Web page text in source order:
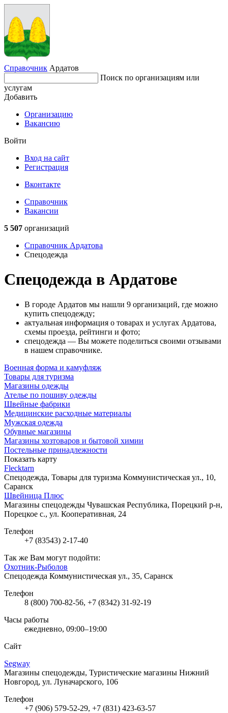
Справочник Ардатов
Поиск по организациям или
услугам
Добавить
Организацию
Вакансию
Войти
Вход на сайт
Регистрация
Вконтакте
Справочник
Вакансии
5 507 организаций
Справочник Ардатова
Спецодежда
Спецодежда в Ардатове
В городе Ардатов мы нашли 9 организаций, где можно
купить спецодежду;
актуальная информация о товарах и услугах Ардатова,
схемы проезда, рейтинги и фото;
спецодежда — Вы можете поделиться своими отзывами
в нашем справочнике.
Военная форма и камуфляж
Товары для туризма
Магазины одежды
Ателье по пошиву одежды
Швейные фабрики
Медицинские расходные материалы
Мужская одежда
Обувные магазины
Магазины хозтоваров и бытовой химии
Постельные принадлежности
Показать карту
Flecktarn
Спецодежда, Товары для туризма Коммунистическая ул., 10,
Саранск
Швейница Плюс
Магазины спецодежды Чувашская Республика, Порецкий р-н,
Порецкое с., ул. Кооперативная, 24
Телефон
+7 (83543) 2-17-40
Так же Вам могут подойти:
Охотник-Рыболов
Спецодежда Коммунистическая ул., 35, Саранск
Телефон
8 (800) 700-82-56, +7 (8342) 31-92-19
Часы работы
ежедневно, 09:00–19:00
Сайт
Segway
Магазины спецодежды, Туристические магазины Нижний
Новгород, ул. Луначарского, 106
Телефон
+7 (906) 579-52-29, +7 (831) 423-63-57